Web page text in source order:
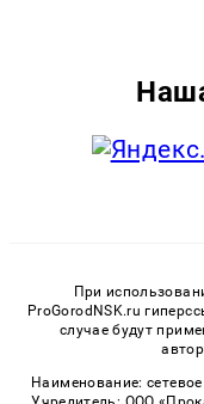
При
ProGorodNSK.ru
случае будут
Наименование: